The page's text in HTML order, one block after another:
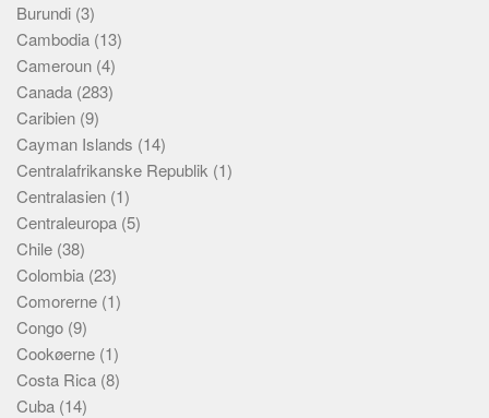
Hjælp
Burundi (3)
Cambodia (13)
Cameroun (4)
Canada (283)
Caribien (9)
Cayman Islands (14)
Centralafrikanske Republik (1)
Centralasien (1)
Centraleuropa (5)
Chile (38)
Colombia (23)
Comorerne (1)
Congo (9)
Cookøerne (1)
Costa Rica (8)
Cuba (14)